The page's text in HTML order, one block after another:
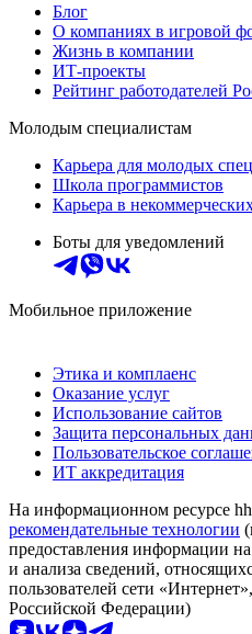
Блог
О компаниях в игровой
Жизнь в компании
ИТ-проекты
Рейтинг работодателей
Молодым специалистам
Карьера для молодых
Школа программистов
Карьера в
Боты для уведомлений
Мобильное приложение
Этика и комплаенс
Оказание услуг
Использование сайтов
Защита персональных
Пользовательское
ИТ аккредитация
На информационном ресурсе
рекомендательные технологии
предоставления информации
и анализа сведений,
пользователей сети
Российской Федерации)